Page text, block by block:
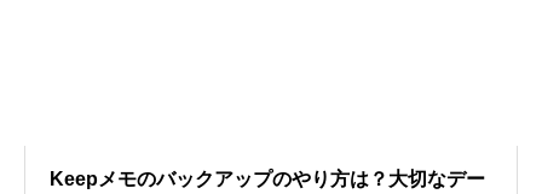
Keepメモのバックアップのやり方は？大切なデー